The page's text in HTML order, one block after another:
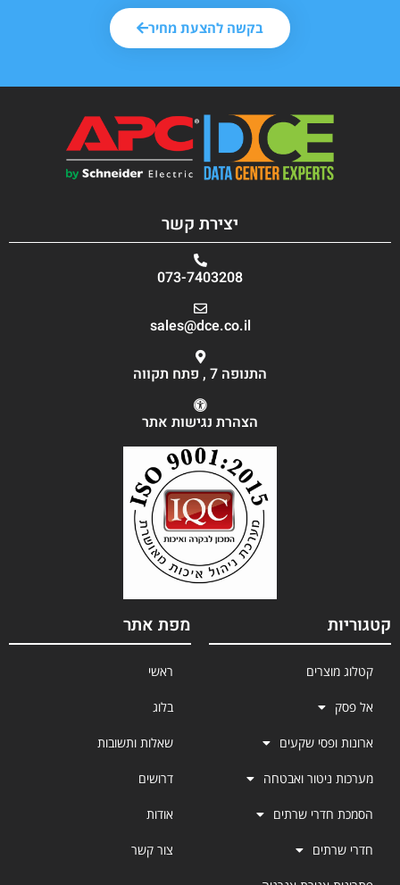
בקשה להצעת מחיר
יצירת קשר
073-7403208
sales@dce.co.il
התנופה 7 , פתח תקווה
הצהרת נגישות אתר
קטגוריות
קטלוג מוצרים
אל פסק
ארונות ופסי שקעים
מערכות ניטור ואבטחה
הסמכת חדרי שרתים
חדרי שרתים
מפת אתר
ראשי
בלוג
שאלות ותשובות
דרושים
אודות
צור קשר